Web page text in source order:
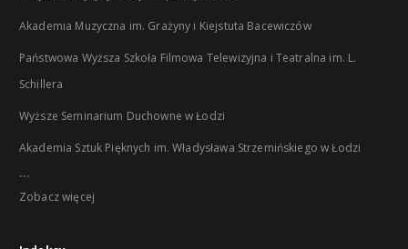
Akademia Muzyczna im. Grażyny i Kiejstuta Bacewiczów
Państwowa Wyższa Szkoła Filmowa Telewizyjna i Teatralna im. L.
Schillera
Wyższe Seminarium Duchowne w Łodzi
Akademia Sztuk Pięknych im. Władysława Strzemińskiego w Łodzi
...
Zobacz więcej